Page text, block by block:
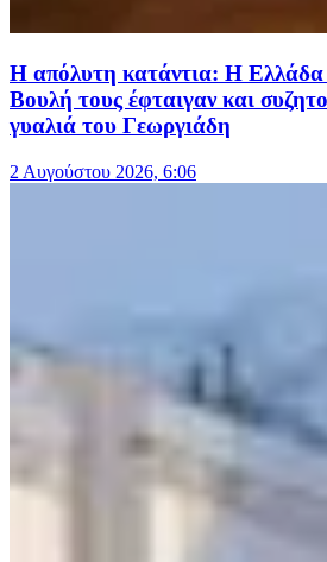
Η απόλυτη κατάντια: Η Ελλάδα
Βουλή τους έφταιγαν και
γυαλιά του Γεωργιάδη
2 Αυγούστου 2026, 6:06